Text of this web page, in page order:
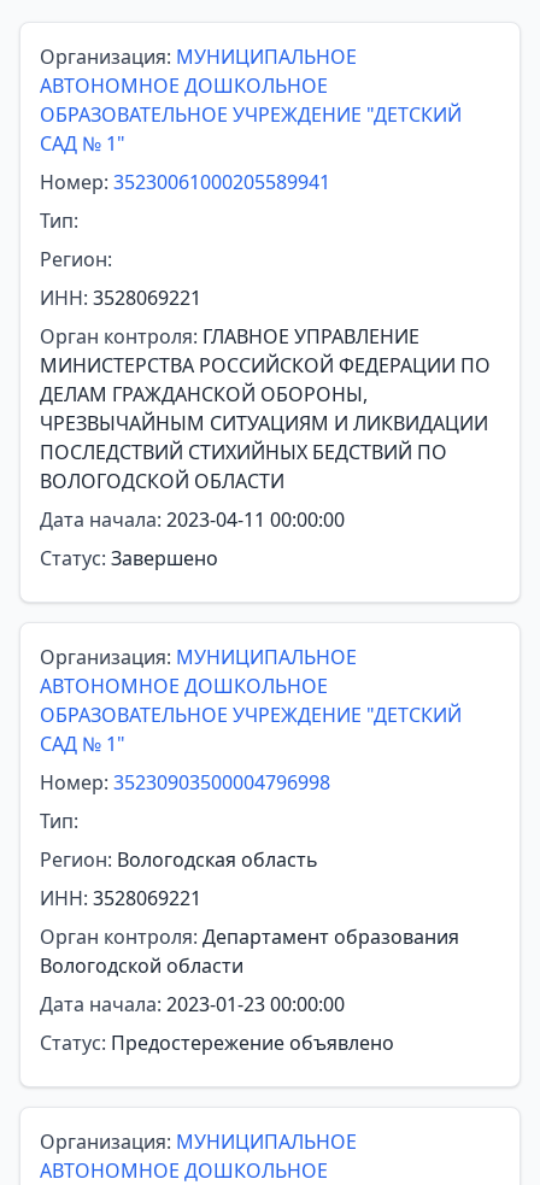
Организация: МУНИЦИПАЛЬНОЕ
АВТОНОМНОЕ ДОШКОЛЬНОЕ
ОБРАЗОВАТЕЛЬНОЕ УЧРЕЖДЕНИЕ "ДЕТСКИЙ
САД № 1"
Номер: 35230061000205589941
Тип:
Регион:
ИНН: 3528069221
Орган контроля: ГЛАВНОЕ УПРАВЛЕНИЕ
МИНИСТЕРСТВА РОССИЙСКОЙ ФЕДЕРАЦИИ ПО
ДЕЛАМ ГРАЖДАНСКОЙ ОБОРОНЫ,
ЧРЕЗВЫЧАЙНЫМ СИТУАЦИЯМ И ЛИКВИДАЦИИ
ПОСЛЕДСТВИЙ СТИХИЙНЫХ БЕДСТВИЙ ПО
ВОЛОГОДСКОЙ ОБЛАСТИ
Дата начала: 2023-04-11 00:00:00
Статус: Завершено
Организация: МУНИЦИПАЛЬНОЕ
АВТОНОМНОЕ ДОШКОЛЬНОЕ
ОБРАЗОВАТЕЛЬНОЕ УЧРЕЖДЕНИЕ "ДЕТСКИЙ
САД № 1"
Номер: 35230903500004796998
Тип:
Регион: Вологодская область
ИНН: 3528069221
Орган контроля: Департамент образования
Вологодской области
Дата начала: 2023-01-23 00:00:00
Статус: Предостережение объявлено
Организация: МУНИЦИПАЛЬНОЕ
АВТОНОМНОЕ ДОШКОЛЬНОЕ